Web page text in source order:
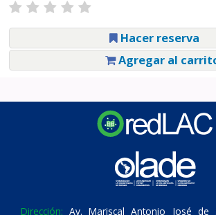
Hacer reserva
Agregar al
Dirección: Av. Mariscal Antonio José de